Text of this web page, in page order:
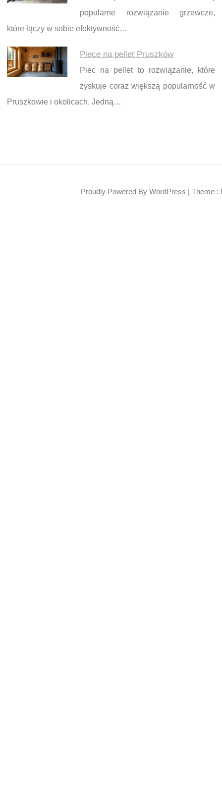
popularne rozwiązanie grzewcze,
które łączy w sobie efektywność…
Piece na pellet Pruszków
Piec na pellet to rozwiązanie, które
zyskuje coraz większą popularność w
Pruszkowie i okolicach. Jedną…
Proudly Powered By WordPress | Theme :